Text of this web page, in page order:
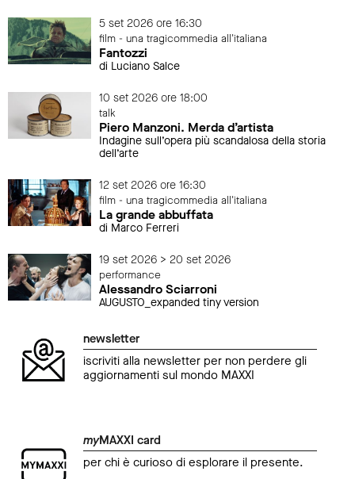
5 set 2026 ore 16:30
film - una tragicommedia all'italiana
Fantozzi
di Luciano Salce
10 set 2026 ore 18:00
talk
Piero Manzoni. Merda d’artista
Indagine sull’opera più scandalosa della storia
dell’arte
12 set 2026 ore 16:30
film - una tragicommedia all'italiana
La grande abbuffata
di Marco Ferreri
19 set 2026 > 20 set 2026
performance
Alessandro Sciarroni
AUGUSTO_expanded tiny version
newsletter
iscriviti alla newsletter per non perdere gli
aggiornamenti sul mondo MAXXI
myMAXXI card
per chi è curioso di esplorare il presente.